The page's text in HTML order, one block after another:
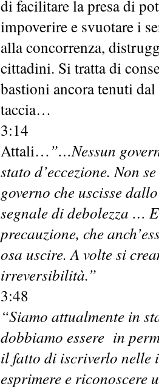
di facilitare la presa di
impoverire e svuotare i
alla concorrenza,
cittadini. Si tratta di
bastioni ancora tenuti
taccia…
3:14
Attali…”…Nessun
stato d’eccezione. Non
governo che uscisse
segnale di debolezza …
precauzione, che
osa uscire. A volte si
irreversibilità.”
3:48
“Siamo attualmente in
dobbiamo essere in
il fatto di iscriverlo nelle
esprimere e riconoscere